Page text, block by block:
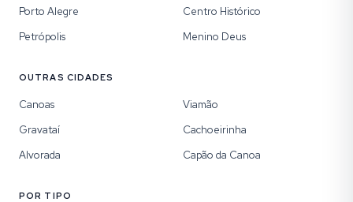
Porto Alegre
Centro Histórico
Petrópolis
Menino Deus
OUTRAS CIDADES
Canoas
Viamão
Gravataí
Cachoeirinha
Alvorada
Capão da Canoa
POR TIPO